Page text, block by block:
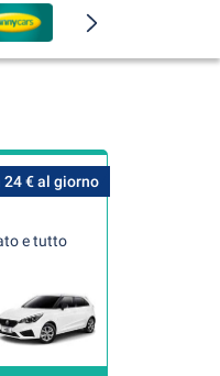
€ al giorno
e tutto